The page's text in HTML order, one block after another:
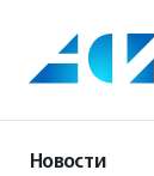
содержанию
Новости